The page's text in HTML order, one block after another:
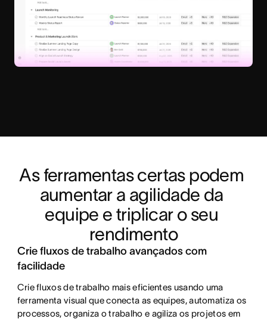
As ferramentas certas podem
aumentar a agilidade da
equipe e triplicar o seu
rendimento
Crie fluxos de trabalho avançados com
facilidade
Crie fluxos de trabalho mais eficientes usando uma
ferramenta visual que conecta as equipes, automatiza os
processos, organiza o trabalho e agiliza os projetos em